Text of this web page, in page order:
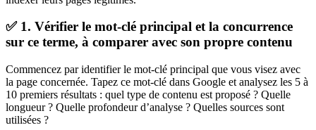
✅ 1. Vérifier le mot-clé principal et la concurrence
sur ce terme, à comparer avec son propre contenu
Commencez par identifier le mot-clé principal que vous visez avec
la page concernée. Tapez ce mot-clé dans Google et analysez les 5 à
10 premiers résultats : quel type de contenu est proposé ? Quelle
longueur ? Quelle profondeur d’analyse ? Quelles sources sont
utilisées ?